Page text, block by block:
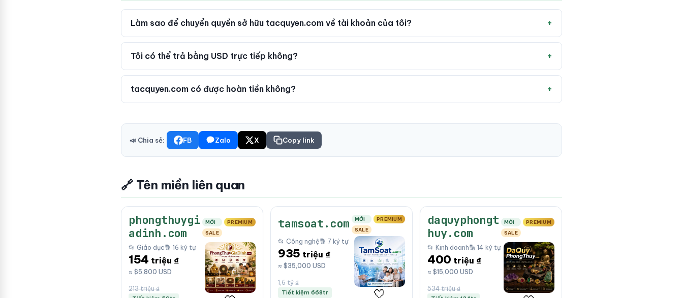
Làm sao để chuyển quyền sở hữu tacquyen.com về tài khoản của tôi?
Tôi có thể trả bằng USD trực tiếp không?
tacquyen.com có được hoàn tiền không?
📣 Chia sẻ: FB Zalo X Copy link
🔗 Tên miền liên quan
phongthuygi
adinh.com
MỚI
PREMIUM
SALE
📂 Giáo dục🔡 16 ký tự
154 triệu ₫
≈ $5,800 USD
213 triệu ₫
tamsoat.com MỚI
PREMIUM
SALE
📂 Công nghệ🔡 7 ký tự
935 triệu ₫
≈ $35,000 USD
1,6 tỷ ₫
Tiết kiệm 668tr 🤍
daquyphongt
huy.com
MỚI
PREMIUM
SALE
📂 Kinh doanh🔡 14 ký tự
400 triệu ₫
≈ $15,000 USD
534 triệu ₫